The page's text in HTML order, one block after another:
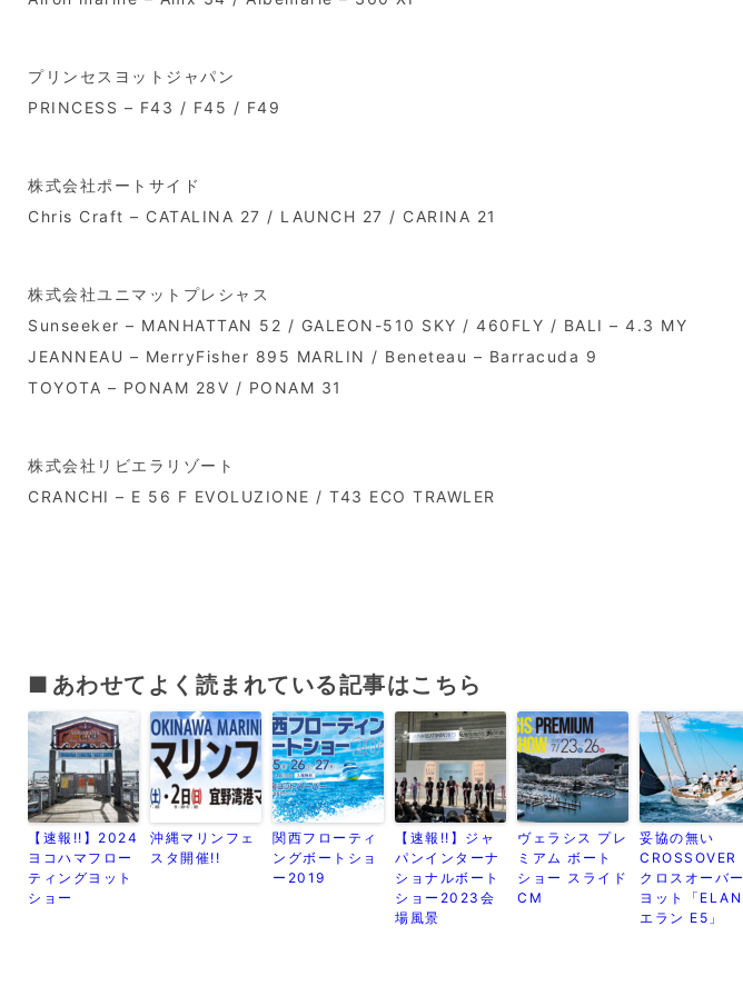
プリンセスヨットジャパン
PRINCESS – F43 / F45 / F49
株式会社ポートサイド
Chris Craft – CATALINA 27 / LAUNCH 27 / CARINA 21
株式会社ユニマットプレシャス
Sunseeker – MANHATTAN 52 / GALEON-510 SKY / 460FLY / BALI – 4.3 MY
JEANNEAU – MerryFisher 895 MARLIN / Beneteau – Barracuda 9
TOYOTA – PONAM 28V / PONAM 31
株式会社リビエラリゾート
CRANCHI – E 56 F EVOLUZIONE / T43 ECO TRAWLER
あわせてよく読まれている記事はこちら
【速報!!】2024
ヨコハマフロー
ティングヨット
ショー
沖縄マリンフェ
スタ開催!!
関西フローティ
ングボートショ
ー2019
【速報!!】ジャ
パンインターナ
ショナルボート
ショー2023会
場風景
ヴェラシス プレ
ミアム ボート
ショー スライド
CM
妥協の無い
CROSSOVER
クロスオーバー
ヨット「ELAN
エラン E5」